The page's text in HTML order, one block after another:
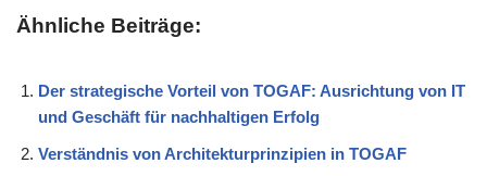
Ähnliche Beiträge:
Der strategische Vorteil von TOGAF: Ausrichtung von IT
und Geschäft für nachhaltigen Erfolg
Verständnis von Architekturprinzipien in TOGAF